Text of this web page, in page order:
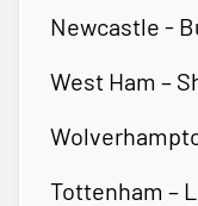
Newcastle -
West Ham –
Tottenham –